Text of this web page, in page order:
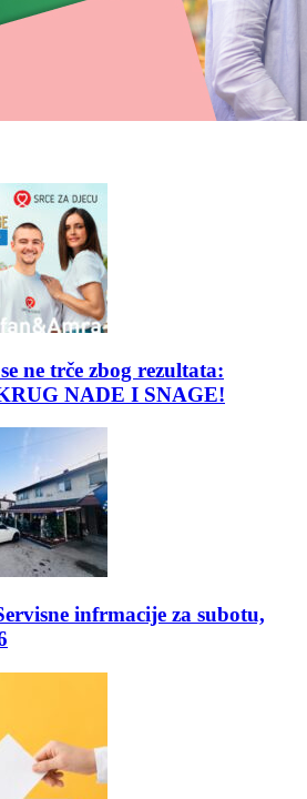
ne trče zbog rezultata:
NADE I SNAGE!
infrmacije za subotu,